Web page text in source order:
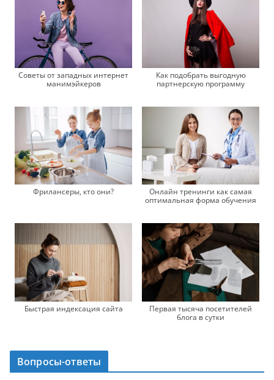
Советы от западных интернет
манимэйкеров
Как подобрать выгодную
партнерскую программу
Фрилансеры, кто они?
Онлайн тренинги как самая
оптимальная форма обучения
Быстрая индексация сайта
Первая тысяча посетителей
блога в сутки
Вопросы-ответы